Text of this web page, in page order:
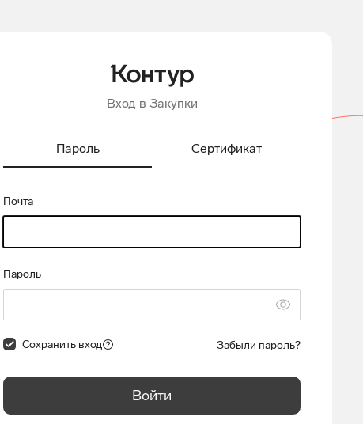
Вход в Закупки
Пароль Сертификат
Почта
Пароль
Сохранить вход Забыли пароль?
Войти